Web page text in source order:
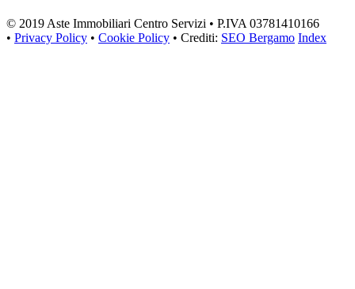
© 2019 Aste Immobiliari Centro Servizi • P.IVA 03781410166
• Privacy Policy • Cookie Policy • Crediti: SEO Bergamo Index